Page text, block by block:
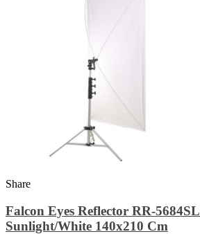
Share
Falcon Eyes Reflector RR-5684SL
Sunlight/White 140x210 Cm